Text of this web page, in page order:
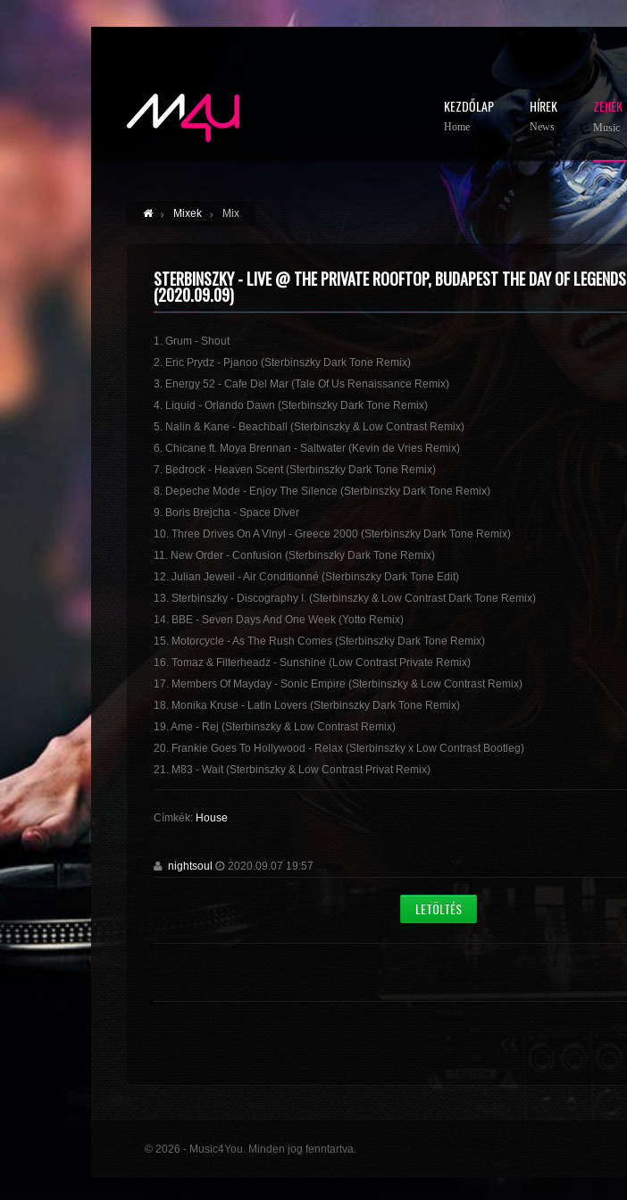
KEZDŐLAP
Home
HÍREK
News
ZENÉK
Music
Mixek Mix
STERBINSZKY - LIVE @ THE PRIVATE ROOFTOP, BUDAPEST THE DAY OF LEGENDS
(2020.09.09)
1. Grum - Shout
2. Eric Prydz - Pjanoo (Sterbinszky Dark Tone Remix)
3. Energy 52 - Cafe Del Mar (Tale Of Us Renaissance Remix)
4. Liquid - Orlando Dawn (Sterbinszky Dark Tone Remix)
5. Nalin & Kane - Beachball (Sterbinszky & Low Contrast Remix)
6. Chicane ft. Moya Brennan - Saltwater (Kevin de Vries Remix)
7. Bedrock - Heaven Scent (Sterbinszky Dark Tone Remix)
8. Depeche Mode - Enjoy The Silence (Sterbinszky Dark Tone Remix)
9. Boris Brejcha - Space Diver
10. Three Drives On A Vinyl - Greece 2000 (Sterbinszky Dark Tone Remix)
11. New Order - Confusion (Sterbinszky Dark Tone Remix)
12. Julian Jeweil - Air Conditionné (Sterbinszky Dark Tone Edit)
13. Sterbinszky - Discography I. (Sterbinszky & Low Contrast Dark Tone Remix)
14. BBE - Seven Days And One Week (Yotto Remix)
15. Motorcycle - As The Rush Comes (Sterbinszky Dark Tone Remix)
16. Tomaz & Filterheadz - Sunshine (Low Contrast Private Remix)
17. Members Of Mayday - Sonic Empire (Sterbinszky & Low Contrast Remix)
18. Monika Kruse - Latin Lovers (Sterbinszky Dark Tone Remix)
19. Ame - Rej (Sterbinszky & Low Contrast Remix)
20. Frankie Goes To Hollywood - Relax (Sterbinszky x Low Contrast Bootleg)
21. M83 - Wait (Sterbinszky & Low Contrast Privat Remix)
Címkék: House
nightsoul 2020.09.07 19:57
LETÖLTÉS
© 2026 - Music4You. Minden jog fenntartva.